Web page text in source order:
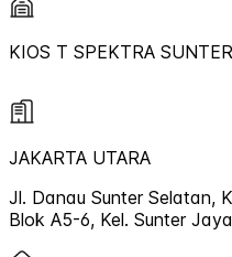
KIOS T SPEKTRA SUNTER
JAKARTA UTARA
Jl. Danau Sunter Selatan,
Blok A5-6, Kel. Sunter